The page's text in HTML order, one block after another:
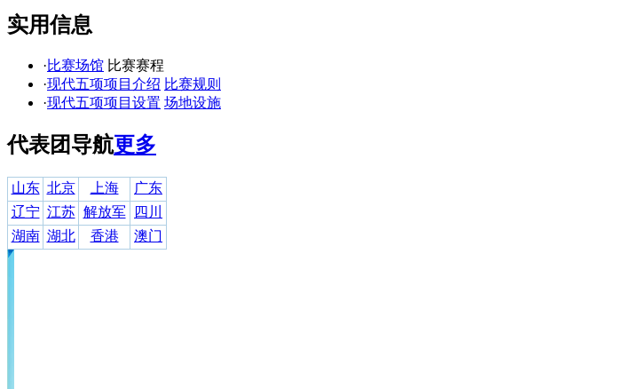
实用信息
·比赛场馆 比赛赛程
·现代五项项目介绍 比赛规则
·现代五项项目设置 场地设施
代表团导航更多
山东 北京 上海
广东
辽宁 江苏 解放军
四川
湖南 湖北 香港 澳门